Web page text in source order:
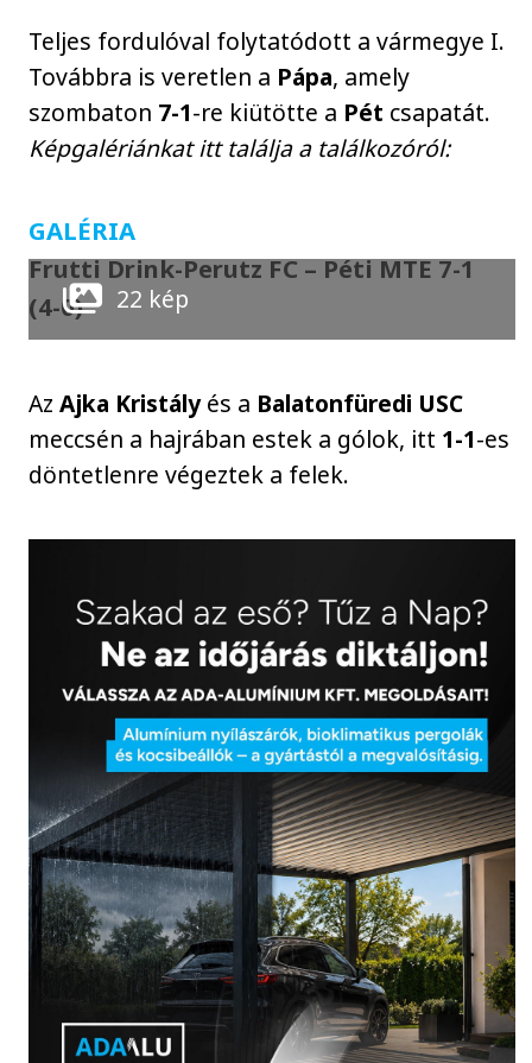
Teljes fordulóval folytatódott a vármegye I.
Továbbra is veretlen a Pápa, amely
szombaton 7-1-re kiütötte a Pét csapatát.
Képgalériánkat itt találja a találkozóról:
GALÉRIA
Frutti Drink-Perutz FC – Péti MTE 7-1
(4-0)
22 kép
AzAjka Kristályés a Balatonfüredi USC
meccsén a hajrában estek a gólok, itt 1-1-es
döntetlenre végeztek a felek.